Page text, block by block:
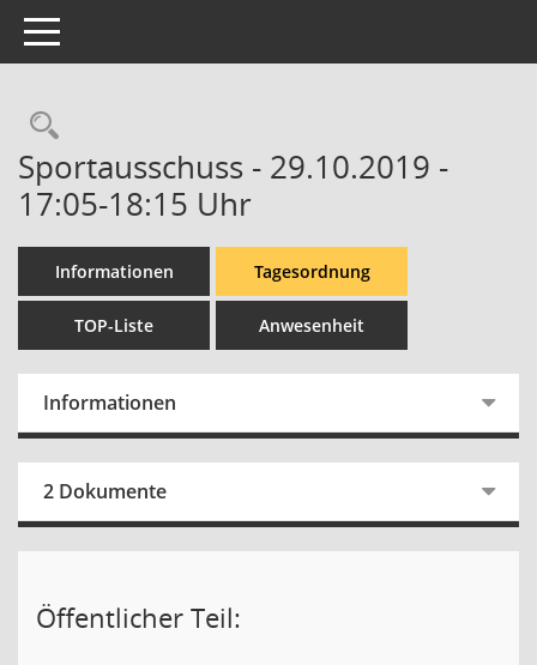
Toggle navigation
Rechercheauswahl
Sportausschuss - 29.10.2019 -
17:05-18:15 Uhr
Informationen Tagesordnung
TOP-Liste Anwesenheit
Informationen
2 Dokumente
Öffentlicher Teil: